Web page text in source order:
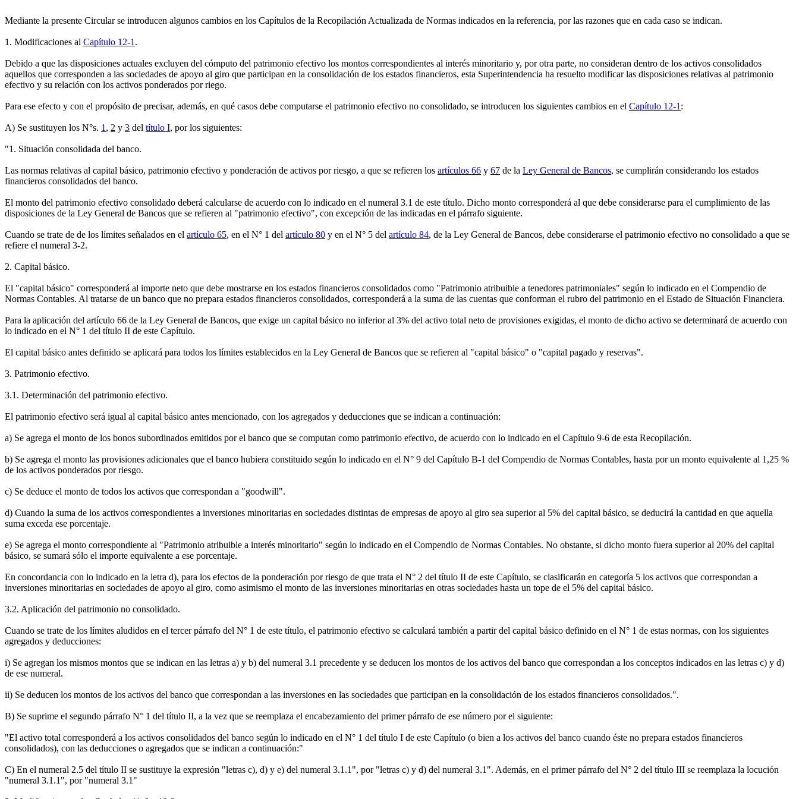
Mediante la presente Circular se introducen algunos cambios en los Capítulos de la Recopilación Actualizada de Normas indicados en la referencia, por las razones que en cada caso se indican.
1. Modificaciones al Capítulo 12-1 .
Debido a que las disposiciones actuales excluyen del cómputo del patrimonio efectivo los montos correspondientes al interés minoritario y, por otra parte, no consideran dentro de los activos consolidados
aquellos que corresponden a las sociedades de apoyo al giro que participan en la consolidación de los estados financieros, esta Superintendencia ha resuelto modificar las disposiciones relativas al patrimonio
efectivo y su relación con los activos ponderados por riego.
Para ese efecto y con el propósito de precisar, además, en qué casos debe computarse el patrimonio efectivo no consolidado, se introducen los siguientes cambios en el Capítulo 12-1 :
A) Se sustituyen los N°s. 1 , 2 y 3 del título I, por los siguientes:
"1. Situación consolidada del banco.
Las normas relativas al capital básico, patrimonio efectivo y ponderación de activos por riesgo, a que se refieren los artículos 66 y 67 de la Ley General de Bancos, se cumplirán considerando los estados
financieros consolidados del banco.
El monto del patrimonio efectivo consolidado deberá calcularse de acuerdo con lo indicado en el numeral 3.1 de este título. Dicho monto corresponderá al que debe considerarse para el cumplimiento de las
disposiciones de la Ley General de Bancos que se refieren al "patrimonio efectivo", con excepción de las indicadas en el párrafo siguiente.
Cuando se trate de de los límites señalados en el artículo 65, en el N° 1 del artículo 80 y en el N° 5 del artículo 84, de la Ley General de Bancos, debe considerarse el patrimonio efectivo no consolidado a que se
refiere el numeral 3-2.
2. Capital básico.
El "capital básico" corresponderá al importe neto que debe mostrarse en los estados financieros consolidados como "Patrimonio atribuible a tenedores patrimoniales" según lo indicado en el Compendio de
Normas Contables. Al tratarse de un banco que no prepara estados financieros consolidados, corresponderá a la suma de las cuentas que conforman el rubro del patrimonio en el Estado de Situación Financiera.
Para la aplicación del artículo 66 de la Ley General de Bancos, que exige un capital básico no inferior al 3% del activo total neto de provisiones exigidas, el monto de dicho activo se determinará de acuerdo con
lo indicado en el N° 1 del título II de este Capítulo.
El capital básico antes definido se aplicará para todos los límites establecidos en la Ley General de Bancos que se refieren al "capital básico" o "capital pagado y reservas".
3. Patrimonio efectivo.
3.1. Determinación del patrimonio efectivo.
El patrimonio efectivo será igual al capital básico antes mencionado, con los agregados y deducciones que se indican a continuación:
a) Se agrega el monto de los bonos subordinados emitidos por el banco que se computan como patrimonio efectivo, de acuerdo con lo indicado en el Capítulo 9-6 de esta Recopilación.
b) Se agrega el monto las provisiones adicionales que el banco hubiera constituido según lo indicado en el N° 9 del Capítulo B-1 del Compendio de Normas Contables, hasta por un monto equivalente al 1,25 %
de los activos ponderados por riesgo.
c) Se deduce el monto de todos los activos que correspondan a "goodwill".
d) Cuando la suma de los activos correspondientes a inversiones minoritarias en sociedades distintas de empresas de apoyo al giro sea superior al 5% del capital básico, se deducirá la cantidad en que aquella
suma exceda ese porcentaje.
e) Se agrega el monto correspondiente al "Patrimonio atribuible a interés minoritario" según lo indicado en el Compendio de Normas Contables. No obstante, si dicho monto fuera superior al 20% del capital
básico, se sumará sólo el importe equivalente a ese porcentaje.
En concordancia con lo indicado en la letra d), para los efectos de la ponderación por riesgo de que trata el N° 2 del título II de este Capítulo, se clasificarán en categoría 5 los activos que correspondan a
inversiones minoritarias en sociedades de apoyo al giro, como asimismo el monto de las inversiones minoritarias en otras sociedades hasta un tope de el 5% del capital básico.
3.2. Aplicación del patrimonio no consolidado.
Cuando se trate de los límites aludidos en el tercer párrafo del N° 1 de este título, el patrimonio efectivo se calculará también a partir del capital básico definido en el N° 1 de estas normas, con los siguientes
agregados y deducciones:
i) Se agregan los mismos montos que se indican en las letras a) y b) del numeral 3.1 precedente y se deducen los montos de los activos del banco que correspondan a los conceptos indicados en las letras c) y d)
de ese numeral.
ii) Se deducen los montos de los activos del banco que correspondan a las inversiones en las sociedades que participan en la consolidación de los estados financieros consolidados.".
B) Se suprime el segundo párrafo N° 1 del título II, a la vez que se reemplaza el encabezamiento del primer párrafo de ese número por el siguiente:
"El activo total corresponderá a los activos consolidados del banco según lo indicado en el N° 1 del título I de este Capítulo (o bien a los activos del banco cuando éste no prepara estados financieros
consolidados), con las deducciones o agregados que se indican a continuación:"
C) En el numeral 2.5 del título II se sustituye la expresión "letras c), d) y e) del numeral 3.1.1", por "letras c) y d) del numeral 3.1". Además, en el primer párrafo del N° 2 del título III se reemplaza la locución
"numeral 3.1.1", por "numeral 3.1"